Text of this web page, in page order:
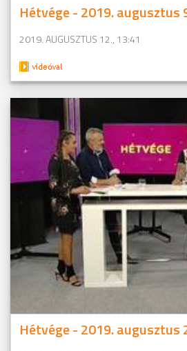
Hétvége - 2019. augusztus
2019. AUGUSZTUS 12., 13:41
Hétvége - 2019. augusztus